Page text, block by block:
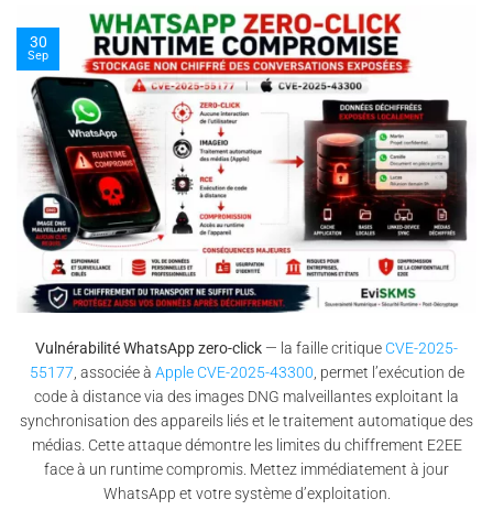
30
Sep
Vulnérabilité WhatsApp zero-click — la faille critique CVE-2025-
55177 , associée à Apple CVE-2025-43300 , permet l’exécution de
code à distance via des images DNG malveillantes exploitant la
synchronisation des appareils liés et le traitement automatique des
médias. Cette attaque démontre les limites du chiffrement E2EE
face à un runtime compromis. Mettez immédiatement à jour
WhatsApp et votre système d’exploitation.